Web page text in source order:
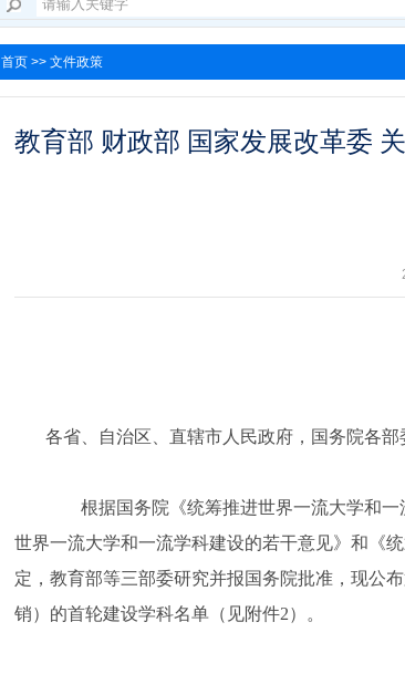
首页 >> 文件政策
教育部 财政部 国家发展改革委
各省、自治区、直辖市人民政府，国务院各
根据国务院《统筹推进世界一流大学和一
世界一流大学和一流学科建设的若干意见》和《
定，教育部等三部委研究并报国务院批准，现公
销）的首轮建设学科名单（见附件2）。